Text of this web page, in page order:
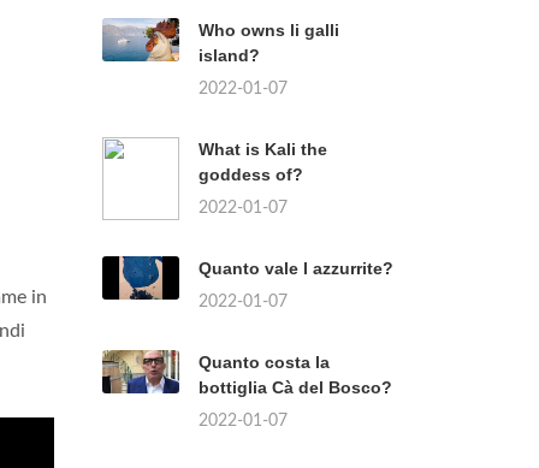
in
Who owns li galli
island?
2022-01-07
What is Kali the
goddess of?
2022-01-07
Quanto vale l azzurrite?
2022-01-07
Quanto costa la
bottiglia Cà del Bosco?
2022-01-07